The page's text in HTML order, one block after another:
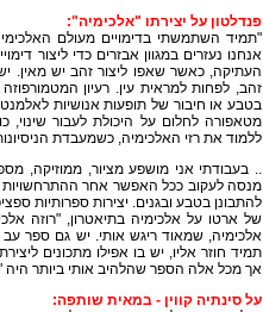
פנדלטון על יצירתו "אלכימיה":
"תמיד השתמשתי בדימויים מעולם
אנחנו נעזרים במגוון אבזרים כדי ליצור
העתיקה, כאשר שאפו ליצור זהב יש מאין.
זהב, לפחות למראית עין. רעיון
בטבע או חיבור של תופעות אנושיות
מטאפורה לחלום על היכולת לעבור שינוי,
ללמוד את רזי האלכימיה, כשמעבדת
.. בעבודתי אני מושפע מציור, ממוזיקה,
מנסה לעקוב ככל האפשר אחר ההתרחשויות
להתבונן בטבע ובגנים. יצירות ספרותיות
של ארטו על אלכימיה בתיאטרון, "רוזה
אלכימיה, שמאוד ריגש אותי. יש גם ספר
תמיד חוזר אליו, יש בו אפילו מתכונים
אך מכל אלה הספר שהלהיב אותי ביותר היה
על סינתיה קווין - במאית שותפה: